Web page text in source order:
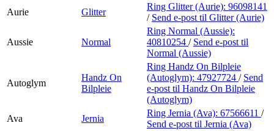
Aurie
Glitter
Ring Glitter (Aurie): 96098141
/ Send e-post til Glitter (Aurie)
Aussie Normal
Ring Normal (Aussie):
40810254 / Send e-post til
Normal (Aussie)
Autoglym
Handz On
Bilpleie
Ring Handz On Bilpleie
(Autoglym): 47927724 / Send
e-post til Handz On Bilpleie
(Autoglym)
Ava
Jernia
Ring Jernia (Ava): 67566611 /
Send e-post til Jernia (Ava)